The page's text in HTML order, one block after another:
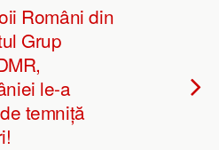
Români din
Grup
le-a
temniță